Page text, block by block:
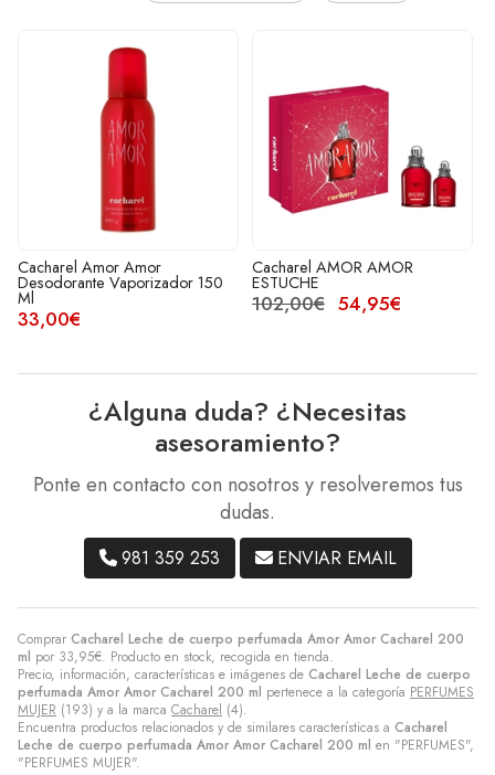
Comprar Cacharel Leche de cuerpo perfumada Amor Amor Cacharel 200
ml por 33,95€. Producto en stock, recogida en tienda.
Precio, información, características e imágenes de Cacharel Leche de cuerpo
perfumada Amor Amor Cacharel 200 ml pertenece a la categoría PERFUMES
MUJER (193) y a la marca Cacharel (4).
Encuentra productos relacionados y de similares características a Cacharel
Leche de cuerpo perfumada Amor Amor Cacharel 200 ml en "PERFUMES",
"PERFUMES MUJER".
Amor
Vaporizador 150
Cacharel AMOR AMOR
ESTUCHE
54,95€
CACHAREL
¿Alguna duda? ¿Necesitas
asesoramiento?
Ponte en contacto con nosotros y resolveremos tus
dudas.
981 359 253 ENVIAR EMAIL